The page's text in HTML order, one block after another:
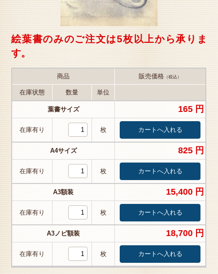
絵葉書のみのご注文は5枚以上から承りま
す。
商品 販売価格 （税込）
在庫状態 数量 単位
葉書サイズ 165 円
在庫有り 枚
A4サイズ 825 円
在庫有り 枚
A3額装 15,400 円
在庫有り 枚
A3ノビ額装 18,700 円
在庫有り 枚